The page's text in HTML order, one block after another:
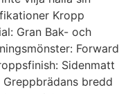
Kropp
Gran Bak- och
Forward
Sidenmatt
bredd